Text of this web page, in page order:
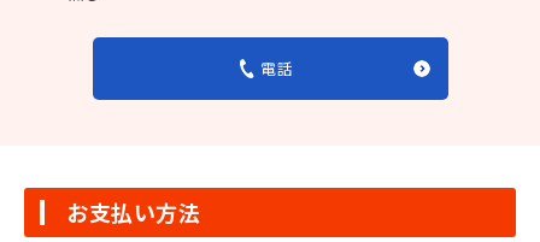
電話
お支払い方法